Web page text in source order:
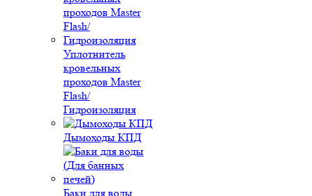
Уплотнитель
кровельных
проходов Master
Flash/
Гидроизоляция
Дымоходы КПД
Баки для воды